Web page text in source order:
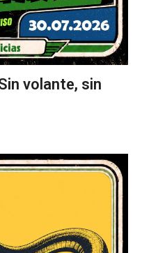
volante, sin